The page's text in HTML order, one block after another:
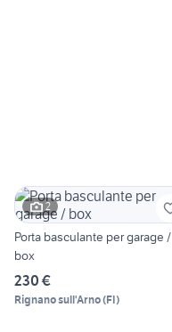
2
Porta basculante per garage /
box
230 €
Rignano sull'Arno(FI)